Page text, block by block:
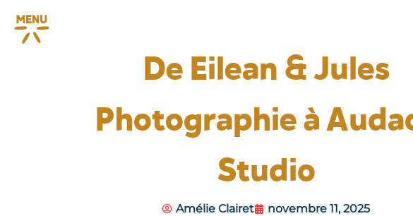
De Eilean & Jules
Photographie à
Studio
Amélie Clairet novembre 11, 2025